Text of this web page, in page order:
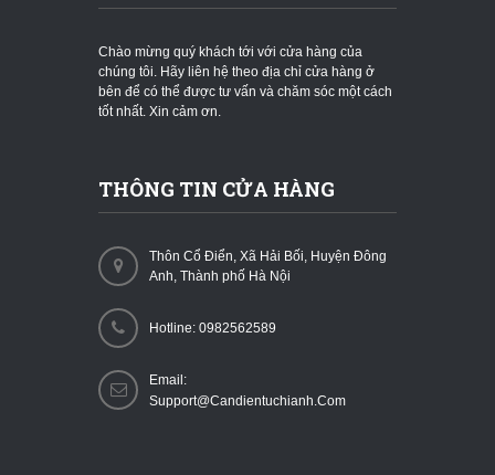
Chào mừng quý khách tới với cửa hàng của
chúng tôi. Hãy liên hệ theo địa chỉ cửa hàng ở
bên để có thể được tư vấn và chăm sóc một cách
tốt nhất. Xin cảm ơn.
THÔNG TIN CỬA HÀNG
Thôn Cổ Điển, Xã Hải Bối, Huyện Đông
Anh, Thành phố Hà Nội
Hotline: 0982562589
Email:
Support@candientuchianh.com